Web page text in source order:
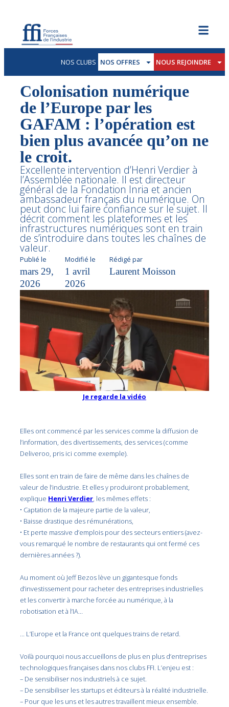
NOS CLUBS NOS OFFRES NOUS REJOINDRE
Colonisation numérique
de l’Europe par les
GAFAM : l’opération est
bien plus avancée qu’on ne
le croit.
Excellente intervention d’Henri Verdier à
l’Assemblée nationale. Il est directeur
général de la Fondation Inria et ancien
ambassadeur français du numérique. On
peut donc lui faire confiance sur le sujet. Il
décrit comment les plateformes et les
infrastructures numériques sont en train
de s’introduire dans toutes les chaînes de
valeur.
Publié le
mars 29,
2026
Modifié le
1 avril
2026
Rédigé par
Laurent Moisson
Je regarde la vidéo
Elles ont commencé par les services comme la diffusion de
l’information, des divertissements, des services (comme
Deliveroo, pris ici comme exemple).
Elles sont en train de faire de même dans les chaînes de
valeur de l’industrie. Et elles y produiront probablement,
explique Henri Verdier, les mêmes effets :
• Captation de la majeure partie de la valeur,
• Baisse drastique des rémunérations,
• Et perte massive d’emplois pour des secteurs entiers (avez-
vous remarqué le nombre de restaurants qui ont fermé ces
dernières années ?).
Au moment où Jeff Bezos lève un gigantesque fonds
d’investissement pour racheter des entreprises industrielles
et les convertir à marche forcée au numérique, à la
robotisation et à l’IA…
… L’Europe et la France ont quelques trains de retard.
Voilà pourquoi nous accueillons de plus en plus d’entreprises
technologiques françaises dans nos clubs FFI. L’enjeu est :
– De sensibiliser nos industriels à ce sujet.
– De sensibiliser les startups et éditeurs à la réalité industrielle.
– Pour que les uns et les autres travaillent mieux ensemble.